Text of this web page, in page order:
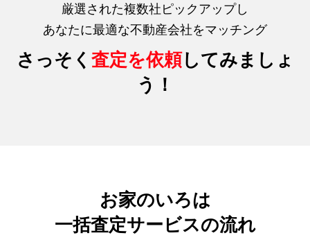
厳選された複数社ピックアップし
あなたに最適な不動産会社をマッチング
さっそく 査定を依頼してみましょ
う！
お家のいろは
一括査定サービスの流れ